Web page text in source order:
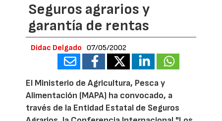
Seguros agrarios y
garantía de rentas
Didac Delgado 07/05/2002
El Ministerio de Agricultura, Pesca y
Alimentación (MAPA) ha convocado, a
través de la Entidad Estatal de Seguros